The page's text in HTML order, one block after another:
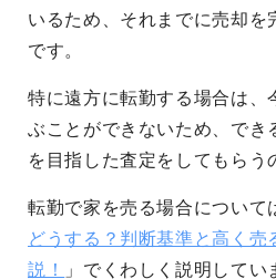
いるため、それまでに売却を
です。
特に遠方に転勤する場合は、
ぶことができないため、でき
を目指した査定をしてもらう
転勤で家を売る場合について
どうする？判断基準と高く売
説！
」でくわしく説明して